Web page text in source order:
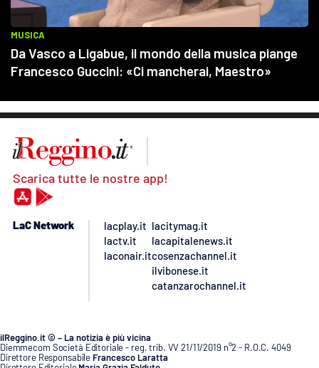
Scarica tutte le nostre app!
LaC Network
lacplay.it
lactv.it
laconair.it
lacitymag.it
lacapitalenews.it
cosenzachannel.it
ilvibonese.it
catanzarochannel.it
ilReggino.it © – La notizia è più vicina
Diemmecom Società Editoriale - reg. trib. VV 21/11/2019 n°2 - R.O.C. 4049
Direttore Responsabile Francesco Laratta